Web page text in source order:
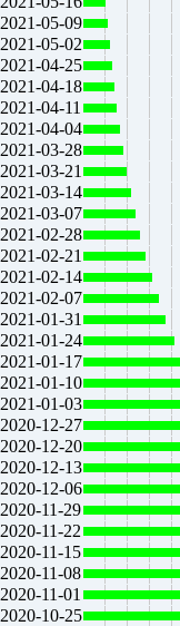
2021-05-09
2021-05-02
2021-04-25
2021-04-18
2021-04-11
2021-04-04
2021-03-28
2021-03-21
2021-03-14
2021-03-07
2021-02-28
2021-02-21
2021-02-14
2021-02-07
2021-01-31
2021-01-24
2021-01-17
2021-01-10
2021-01-03
2020-12-27
2020-12-20
2020-12-13
2020-12-06
2020-11-29
2020-11-22
2020-11-15
2020-11-08
2020-11-01
2020-10-25